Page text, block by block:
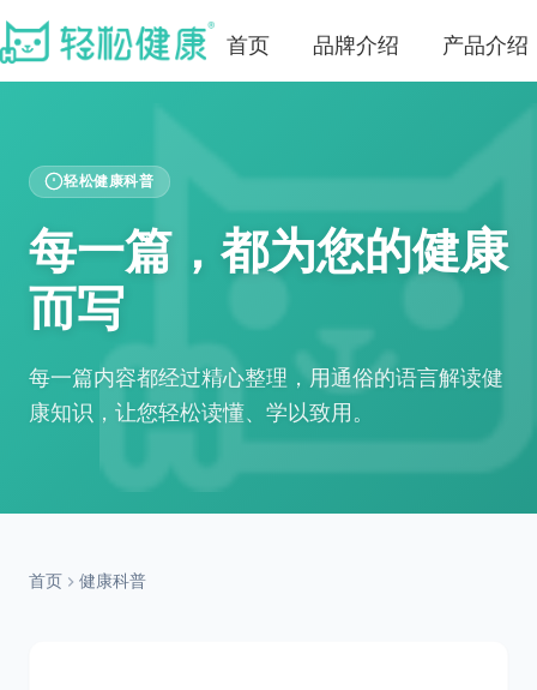
首页 品牌介绍 产品介绍
轻松健康科普
每一篇，都为您的健康
而写
每一篇内容都经过精心整理，用通俗的语言解读健
康知识，让您轻松读懂、学以致用。
首页 健康科普